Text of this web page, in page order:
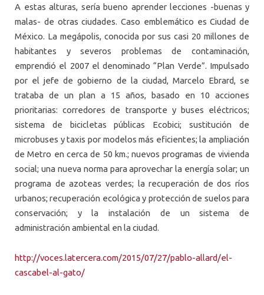
A estas alturas, sería bueno aprender lecciones -buenas y
malas- de otras ciudades. Caso emblemático es Ciudad de
México. La megápolis, conocida por sus casi 20 millones de
habitantes y severos problemas de contaminación,
emprendió el 2007 el denominado “Plan Verde”. Impulsado
por el jefe de gobierno de la ciudad, Marcelo Ebrard, se
trataba de un plan a 15 años, basado en 10 acciones
prioritarias: corredores de transporte y buses eléctricos;
sistema de bicicletas públicas Ecobici; sustitución de
microbuses y taxis por modelos más eficientes; la ampliación
de Metro en cerca de 50 km.; nuevos programas de vivienda
social; una nueva norma para aprovechar la energía solar; un
programa de azoteas verdes; la recuperación de dos ríos
urbanos; recuperación ecológica y protección de suelos para
conservación; y la instalación de un sistema de
administración ambiental en la ciudad.
http://voces.latercera.com/2015/07/27/pablo-allard/el-
cascabel-al-gato/